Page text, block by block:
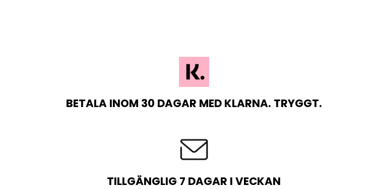
BETALA INOM 30 DAGAR MED KLARNA. TRYGGT.
TILLGÄNGLIG 7 DAGAR I VECKAN